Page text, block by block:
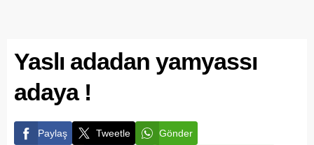
Yaslı adadan yamyassı
adaya !
Paylaş Tweetle Gönder